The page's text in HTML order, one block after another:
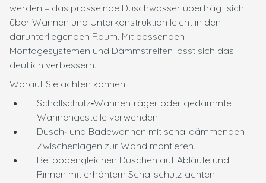
werden – das prasselnde Duschwasser überträgt sich
über Wannen und Unterkonstruktion leicht in den
darunterliegenden Raum. Mit passenden
Montagesystemen und Dämmstreifen lässt sich das
deutlich verbessern.
Worauf Sie achten können:
Schallschutz‑Wannenträger oder gedämmte
Wannengestelle verwenden.
Dusch‑ und Badewannen mit schalldämmenden
Zwischenlagen zur Wand montieren.
Bei bodengleichen Duschen auf Abläufe und
Rinnen mit erhöhtem Schallschutz achten.